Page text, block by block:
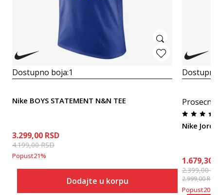
Dostupno boja:1
Nike BOYS STATEMENT N&N TEE
3.299,00 RSD
4.199,00RSD
Popust21%
Dodajte u korpu
Nike
1.679,30
2.399,00
2.999,00RSD
Popust20%